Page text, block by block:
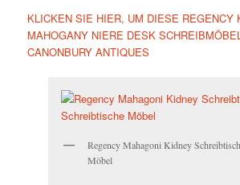
KLICKEN SIE HIER, UM DIESE REGENCY
MAHOGANY NIERE DESK
CANONBURY ANTIQUES
Regency Mahagoni Kidney
Möbel